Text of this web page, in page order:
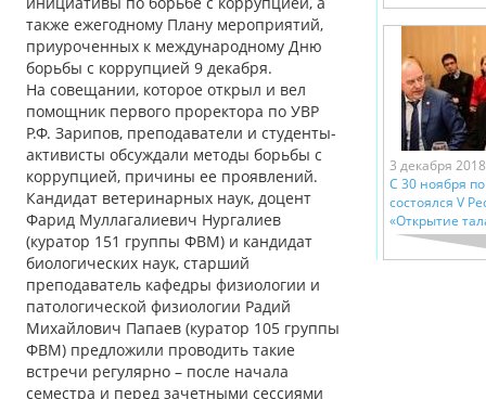
также ежегодному Плану мероприятий,
приуроченных к международному Дню
борьбы с коррупцией 9 декабря.
На совещании, которое открыл и вел
помощник первого проректора по УВР
Р.Ф. Зарипов, преподаватели и студенты-
активисты обсуждали методы борьбы с
коррупцией, причины ее проявлений.
Кандидат ветеринарных наук, доцент
Фарид Муллагалиевич Нургалиев
(куратор 151 группы ФВМ) и кандидат
биологических наук, старший
преподаватель кафедры физиологии и
патологической физиологии Радий
Михайлович Папаев (куратор 105 группы
ФВМ) предложили проводить такие
встречи регулярно – после начала
семестра и перед зачетными сессиями
3 декабря 2018
С 30 ноября
состоялся V
«Открытие